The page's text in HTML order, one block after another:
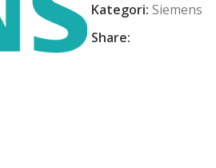
Kategori: Siemens
Share: